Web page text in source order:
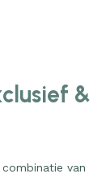
&
van